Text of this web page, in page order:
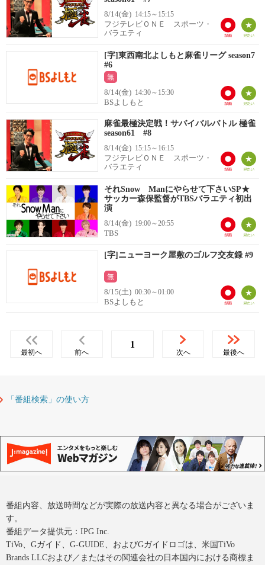
8/14(金) 14:15～15:15
フジテレビＯＮＥ スポーツ・
バラエティ
[字]東西南北よしもと麻雀リーグ season7
#6
無
8/14(金) 14:30～15:30
BSよしもと
麻雀最極決定戦！サバイバルバトル 極雀
season61 #8
8/14(金) 15:15～16:15
フジテレビＯＮＥ スポーツ・
バラエティ
それSnow Manにやらせて下さいSP★
サッカー森保監督がTBSバラエティ初出
演
8/14(金) 19:00～20:55
TBS
[字]ニューヨーク屋敷のゴルフ交友録 #9
無
8/15(土) 00:30～01:00
BSよしもと
最初へ 前へ
1
次へ 最後へ
「番組検索」の使い方
番組内容、放送時間などが実際の放送内容と異なる場合がございま
す。
番組データ提供元：IPG Inc.
TiVo、Gガイド、G-GUIDE、およびGガイドロゴは、米国TiVo
Brands LLCおよび／またはその関連会社の日本国内における商標ま